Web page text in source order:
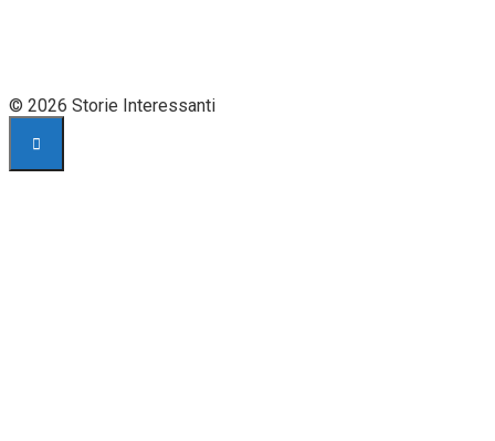
© 2026 Storie Interessanti